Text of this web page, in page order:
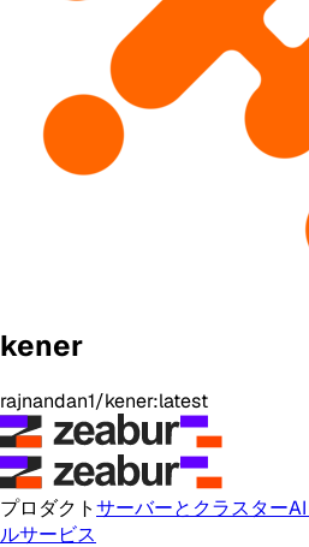
kener
rajnandan1/kener:latest
プロダクトサーバーとクラスター
ルサービス